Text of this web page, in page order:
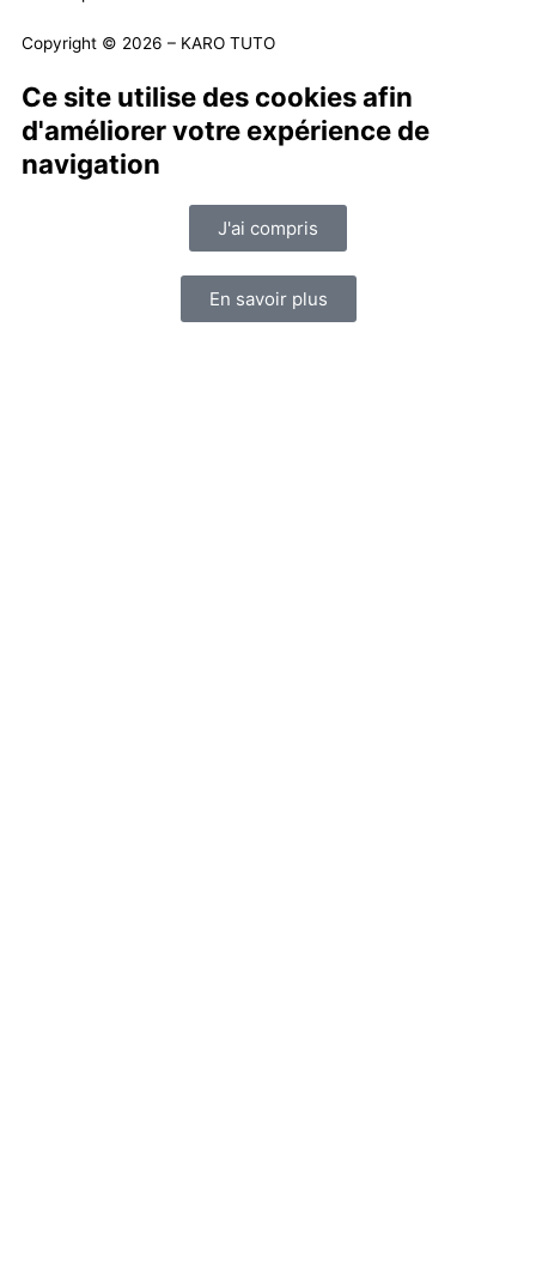
Copyright © 2026 – KARO TUTO
Ce site utilise des cookies afin
d'améliorer votre expérience de
navigation
J'ai compris
En savoir plus